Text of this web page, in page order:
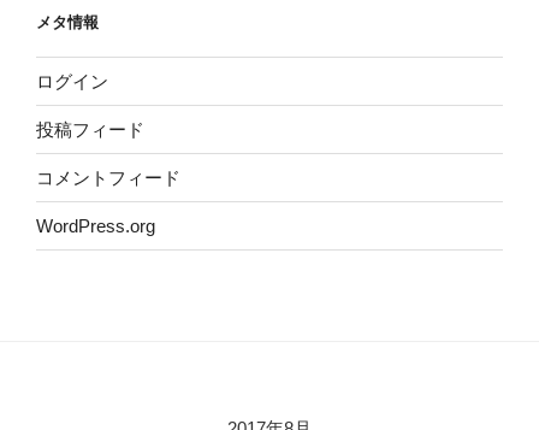
メタ情報
ログイン
投稿フィード
コメントフィード
WordPress.org